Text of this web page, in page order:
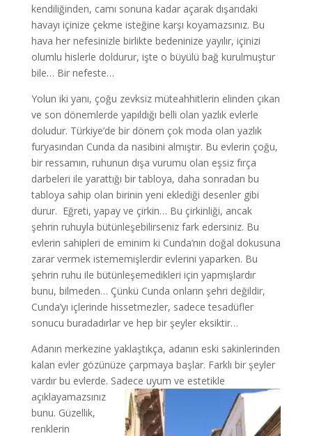
kendiliğinden, camı sonuna kadar açarak dışarıdaki
havayı içinize çekme isteğine karşı koyamazsınız. Bu
hava her nefesinizle birlikte bedeninize yayılır, içinizi
olumlu hislerle doldurur, işte o büyülü bağ kurulmuştur
bile… Bir nefeste…
Yolun iki yanı, çoğu zevksiz müteahhitlerin elinden çıkan
ve son dönemlerde yapıldığı belli olan yazlık evlerle
doludur. Türkiye’de bir dönem çok moda olan yazlık
furyasından Cunda da nasibini almıştır. Bu evlerin çoğu,
bir ressamın, ruhunun dışa vurumu olan eşsiz fırça
darbeleri ile yarattığı bir tabloya, daha sonradan bu
tabloya sahip olan birinin yeni eklediği desenler gibi
durur. Eğreti, yapay ve çirkin… Bu çirkinliği, ancak
şehrin ruhuyla bütünleşebilirseniz fark edersiniz. Bu
evlerin sahipleri de eminim ki Cunda’nın doğal dokusuna
zarar vermek istememişlerdir evlerini yaparken. Bu
şehrin ruhu ile bütünleşemedikleri için yapmışlardır
bunu, bilmeden… Çünkü Cunda onların şehri değildir,
Cunda’yı içlerinde hissetmezler, sadece tesadüfler
sonucu buradadırlar ve hep bir şeyler eksiktir…
Adanın merkezine yaklaştıkça, adanın eski sakinlerinden
kalan evler gözünüze çarpmaya başlar. Farklı bir şeyler
vardır bu evlerde. Sadece uyum ve estetikle
açıklayamazsınız
bunu. Güzellik,
renklerin